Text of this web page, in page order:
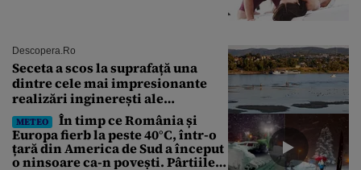
Descopera.ro
Seceta a scos la suprafață una
dintre cele mai impresionante
realizări inginerești ale
Imperiului Roman
METEO
În timp ce România și
Europa fierb la peste 40°C, într-o
țară din America de Sud a început
o ninsoare ca-n povești. Pârtiile